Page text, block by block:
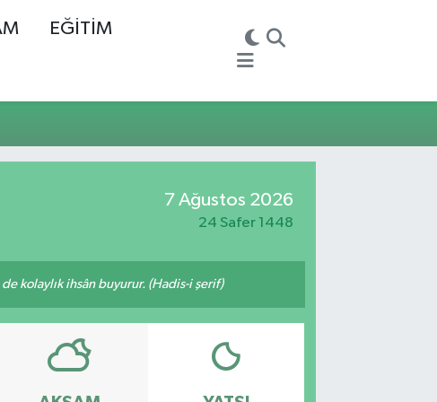
EĞİTİM
7 Ağustos 2026
24 Safer 1448
kolaylık ihsân buyurur. (Hadis-i şerif)